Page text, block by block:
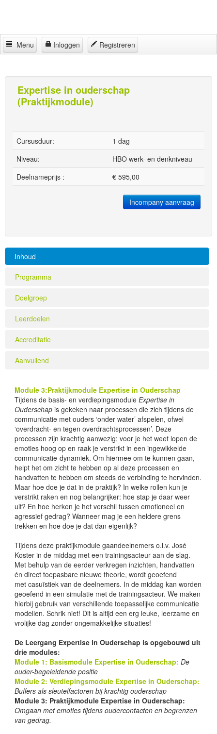
Menu Inloggen
Registreren
Partners
Locaties
Contact
Expertise in ouderschap
(Praktijkmodule)
Cursusduur:
1 dag
Niveau:
HBO werk- en denkniveau
Deelnameprijs :
€ 595,00
Incompany aanvraag
Inhoud
Programma
Doelgroep
Leerdoelen
Accreditatie
Aanvullend
Module 3:Praktijkmodule Expertise in Ouderschap
Tijdens de basis- en verdiepingsmodule Expertise in
Ouderschap is gekeken naar processen die zich tijdens de
communicatie met ouders ‘onder water’ afspelen, ofwel
‘overdracht- en tegen overdrachtsprocessen’. Deze
processen zijn krachtig aanwezig: voor je het weet lopen de
emoties hoog op en raak je verstrikt in een ingewikkelde
communicatie-dynamiek. Om hiermee om te kunnen gaan,
helpt het om zicht te hebben op al deze processen en
handvatten te hebben om steeds de verbinding te hervinden.
Maar hoe doe je dat in de praktijk? In welke rollen kun je
verstrikt raken en nog belangrijker: hoe stap je daar weer
uit? En hoe herken je het verschil tussen emotioneel en
agressief gedrag? Wanneer mag je een heldere grens
trekken en hoe doe je dat dan eigenlijk?
Tijdens deze praktijkmodule gaandeelnemers o.l.v. José
Koster in de middag met een trainingsacteur aan de slag.
Met behulp van de eerder verkregen inzichten, handvatten
én direct toepasbare nieuwe theorie, wordt geoefend
met casuïstiek van de deelnemers. In de middag kan worden
geoefend in een simulatie met de trainingsacteur. We maken
hierbij gebruik van verschillende toepasselijke communicatie
modellen. Schrik niet! Dit is altijd een erg leuke, leerzame en
vrolijke dag zonder ongemakkelijke situaties!
De Leergang Expertise in Ouderschap is opgebouwd uit
drie modules:
Module 1: Basismodule Expertise in Ouderschap: De
ouder-begeleidende positie
Module 2: Verdiepingsmodule Expertise in Ouderschap:
Buffers als sleutelfactoren bij krachtig ouderschap
Module 3: Praktijkmodule Expertise in Ouderschap:
Omgaan met emoties tijdens oudercontacten en begrenzen
van gedrag.